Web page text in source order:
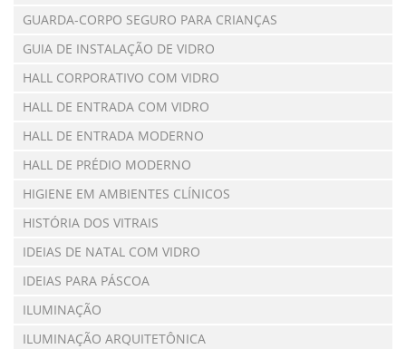
GUARDA-CORPO SEGURO PARA CRIANÇAS
GUIA DE INSTALAÇÃO DE VIDRO
HALL CORPORATIVO COM VIDRO
HALL DE ENTRADA COM VIDRO
HALL DE ENTRADA MODERNO
HALL DE PRÉDIO MODERNO
HIGIENE EM AMBIENTES CLÍNICOS
HISTÓRIA DOS VITRAIS
IDEIAS DE NATAL COM VIDRO
IDEIAS PARA PÁSCOA
ILUMINAÇÃO
ILUMINAÇÃO ARQUITETÔNICA